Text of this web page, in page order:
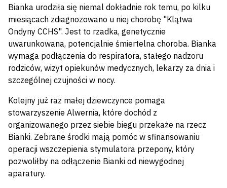
Bianka urodziła się niemal dokładnie rok temu, po kilku
miesiącach zdiagnozowano u niej chorobę "Klątwa
Ondyny CCHS". Jest to rzadka, genetycznie
uwarunkowana, potencjalnie śmiertelna choroba. Bianka
wymaga podłączenia do respiratora, stałego nadzoru
rodziców, wizyt opiekunów medycznych, lekarzy za dnia i
szczególnej czujności w nocy.
Kolejny już raz małej dziewczynce pomaga
stowarzyszenie Alwernia, które dochód z
organizowanego przez siebie biegu przekaże na rzecz
Bianki. Zebrane środki mają pomóc w sfinansowaniu
operacji wszczepienia stymulatora przepony, który
pozwoliłby na odłączenie Bianki od niewygodnej
aparatury.